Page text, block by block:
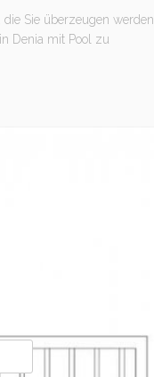
die Sie überzeugen werden,
Denia mit Pool zu